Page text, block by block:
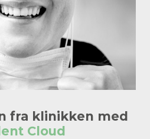
fra klinikken med
Cloud